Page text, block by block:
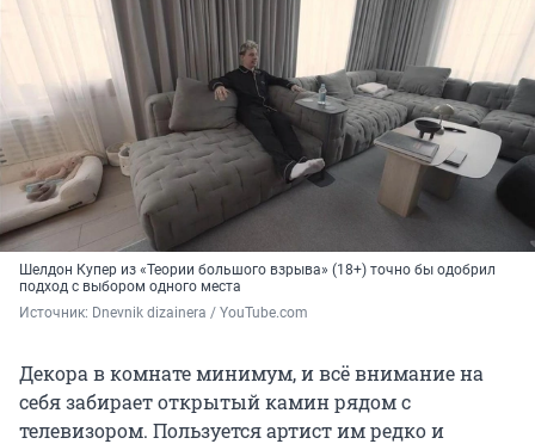
Шелдон Купер из «Теории большого взрыва» (18+) точно бы одобрил
подход с выбором одного места
Источник: Dnevnik dizainera / YouTube.com
Декора в комнате минимум, и всё внимание на
себя забирает открытый камин рядом с
телевизором. Пользуется артист им редко и